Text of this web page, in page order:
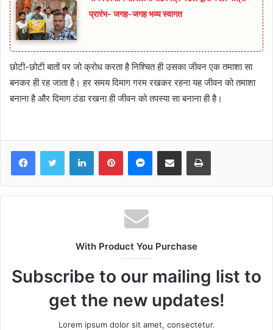
प्रारंभ- जगह-जगह भव्य स्वागत
छोटी-छोटी बातों पर जो क्रोध करता है निश्चित ही उसका जीवन एक तमाशा सा
बनकर ही रह जाता है। हर समय दिमाग गरम रखकर रहना यह जीवन को तमाशा
बनाना है और दिमाग ठंडा रखना ही जीवन को तपस्या सा बनाना ही है।
FacebookTwitter LinkedInPinterestMessenger
Share via Email Print
With Product You Purchase
Subscribe to our mailing list to
get the new updates!
Lorem ipsum dolor sit amet, consectetur.